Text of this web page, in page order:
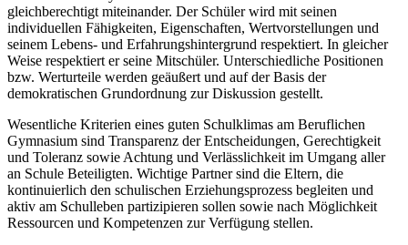
gleichberechtigt miteinander. Der Schüler wird mit seinen
individuellen Fähigkeiten, Eigenschaften, Wertvorstellungen und
seinem Lebens- und Erfahrungshintergrund respektiert. In gleicher
Weise respektiert er seine Mitschüler. Unterschiedliche Positionen
bzw. Werturteile werden geäußert und auf der Basis der
demokratischen Grundordnung zur Diskussion gestellt.
Wesentliche Kriterien eines guten Schulklimas am Beruflichen
Gymnasium sind Transparenz der Entscheidungen, Gerechtigkeit
und Toleranz sowie Achtung und Verlässlichkeit im Umgang aller
an Schule Beteiligten. Wichtige Partner sind die Eltern, die
kontinuierlich den schulischen Erziehungsprozess begleiten und
aktiv am Schulleben partizipieren sollen sowie nach Möglichkeit
Ressourcen und Kompetenzen zur Verfügung stellen.